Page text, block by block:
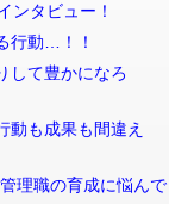
ンタビュー！
行動…！！
して豊かになろ
動も成果も間違え
理職の育成に悩んで